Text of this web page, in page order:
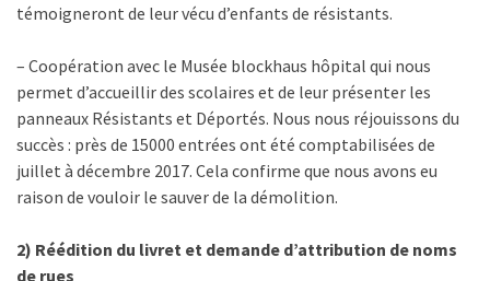
témoigneront de leur vécu d’enfants de résistants.
– Coopération avec le Musée blockhaus hôpital qui nous
permet d’accueillir des scolaires et de leur présenter les
panneaux Résistants et Déportés. Nous nous réjouissons du
succès : près de 15000 entrées ont été comptabilisées de
juillet à décembre 2017. Cela confirme que nous avons eu
raison de vouloir le sauver de la démolition.
2) Réédition du livret et demande d’attribution de noms
de rues